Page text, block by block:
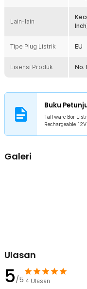
Kelengkapan Produk
Rincian yang Anda
2 x Mata Bor
Lain-lain
Tipe Plug Listrik EU
Lisensi Produk No.
Buku
Taffware Bor
Rechargeable
Galeri
Ulasan
5/5 4 Ulasan